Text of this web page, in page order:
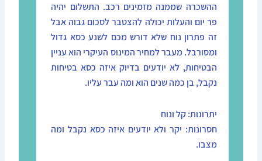
ההשכרה שממנה מזמינים רכב. התשלום יהיה
פר יום והעלות יכולה להצטבר לסכום גבוה אבל
זה פתרון נוח שלא דורש מכם לשנע כסא גדול
ומסורבל. מעבר למחיר המינוס העיקרי הוא עניין
הבטיחות, לא יודעים בדיוק איזה כסא בטיחות
נקבל, בן כמה שנים הוא ומה עבר עליו.
יתרונות: קל ונוח
חסרונות: יקר ולא יודעים איזה כסא נקבל ומה
מצבו.